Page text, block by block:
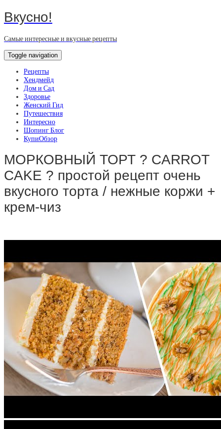
Вкусно!
Самые интересные и вкусные рецепты
Toggle navigation
Рецепты
Хендмейд
Дом и Сад
Здоровье
Женский Гид
Путешествия
Интересно
Шопинг Блог
КупиОбзор
МОРКОВНЫЙ ТОРТ ? CARROT
CAKE ? простой рецепт очень
вкусного торта / нежные коржи +
крем-чиз